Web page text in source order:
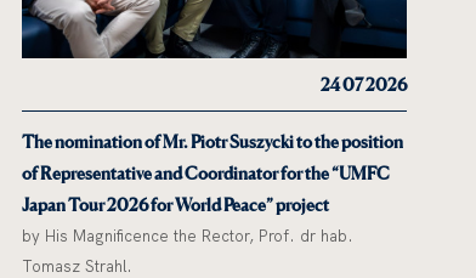
24 07 2026
The nomination of Mr. Piotr Suszycki to the position
of Representative and Coordinator for the “UMFC
Japan Tour 2026 for World Peace” project
by His Magnificence the Rector, Prof. dr hab.
Tomasz Strahl.